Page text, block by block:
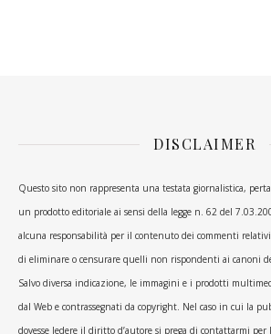
DISCLAIMER
Questo sito non rappresenta una testata giornalistica,
un prodotto editoriale ai sensi della legge n. 62 del
alcuna responsabilità per il contenuto dei commenti
di eliminare o censurare quelli non rispondenti ai canoni
Salvo diversa indicazione, le immagini e i prodotti
dal Web e contrassegnati da copyright. Nel caso in cui la
dovesse ledere il diritto d’autore si prega di contattarmi